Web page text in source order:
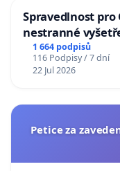
Spravedlnost pro
nestranné
1 664 podpisů
116 Podpisy / 7 dní
22 Jul 2026
Petice za